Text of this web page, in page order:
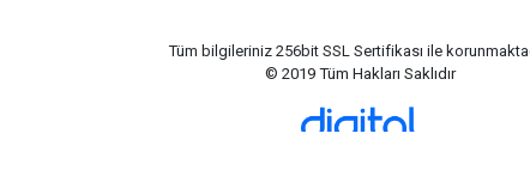
Tüm bilgileriniz 256bit SSL Sertifikası ile
© 2019Tüm Hakları Saklıdır